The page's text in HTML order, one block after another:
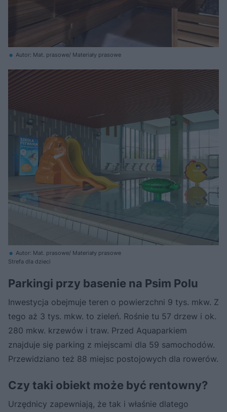
Autor: Mat. prasowe/ Materiały prasowe
Autor: Mat. prasowe/ Materiały prasowe
Strefa dla dzieci
Parkingi przy basenie na Psim Polu
Inwestycja obejmuje teren o powierzchni 9 tys. mkw. Z
tego aż 3 tys. mkw. to zieleń. Rośnie tu 57 drzew i ok.
280 mkw. krzewów i traw. Przed Aquaparkiem
znajduje się parking z miejscami dla 59 samochodów.
Przewidziano też 88 miejsc postojowych dla rowerów.
Czy taki obiekt może być rentowny?
Urzędnicy zapewniają, że tak i właśnie dlatego